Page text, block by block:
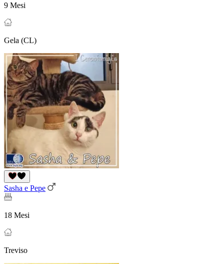
9 Mesi
Gela (CL)
Sasha e Pepe
18 Mesi
Treviso